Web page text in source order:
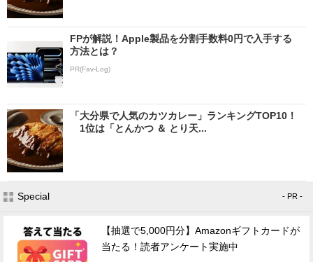
FPが解説！Apple製品を分割手数料0円で入手する
方法とは？
PR(Fav-Log)
「大分県で人気のカツカレー」ランキングTOP10！
1位は「とんかつ ＆ とり天...
Special - PR -
【抽選で5,000円分】Amazonギフトカードが
当たる！読者アンケート実施中